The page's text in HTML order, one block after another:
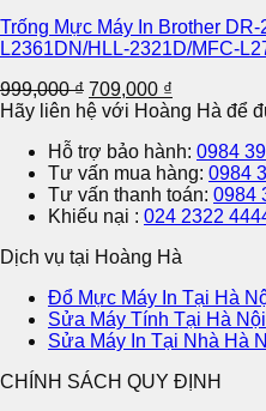
Trống Mực Máy In Brother
L2361DN/HLL-2321D/MFC-
999,000₫ Original
price
999,000 ₫.
709,000 ₫
price
709,000 ₫.
Hãy liên hệ với Hoàng Hà để
Hỗ trợ bảo hành: 0984
Tư vấn mua hàng: 0984
Tư vấn thanh toán: 0984
Khiếu nại : 024 2322
Dịch vụ tại Hoàng Hà
Đổ Mực Máy In Tại Hà
Sửa Máy Tính Tại Hà Nội
Sửa Máy In Tại Nhà Hà
CHÍNH SÁCH QUY ĐỊNH